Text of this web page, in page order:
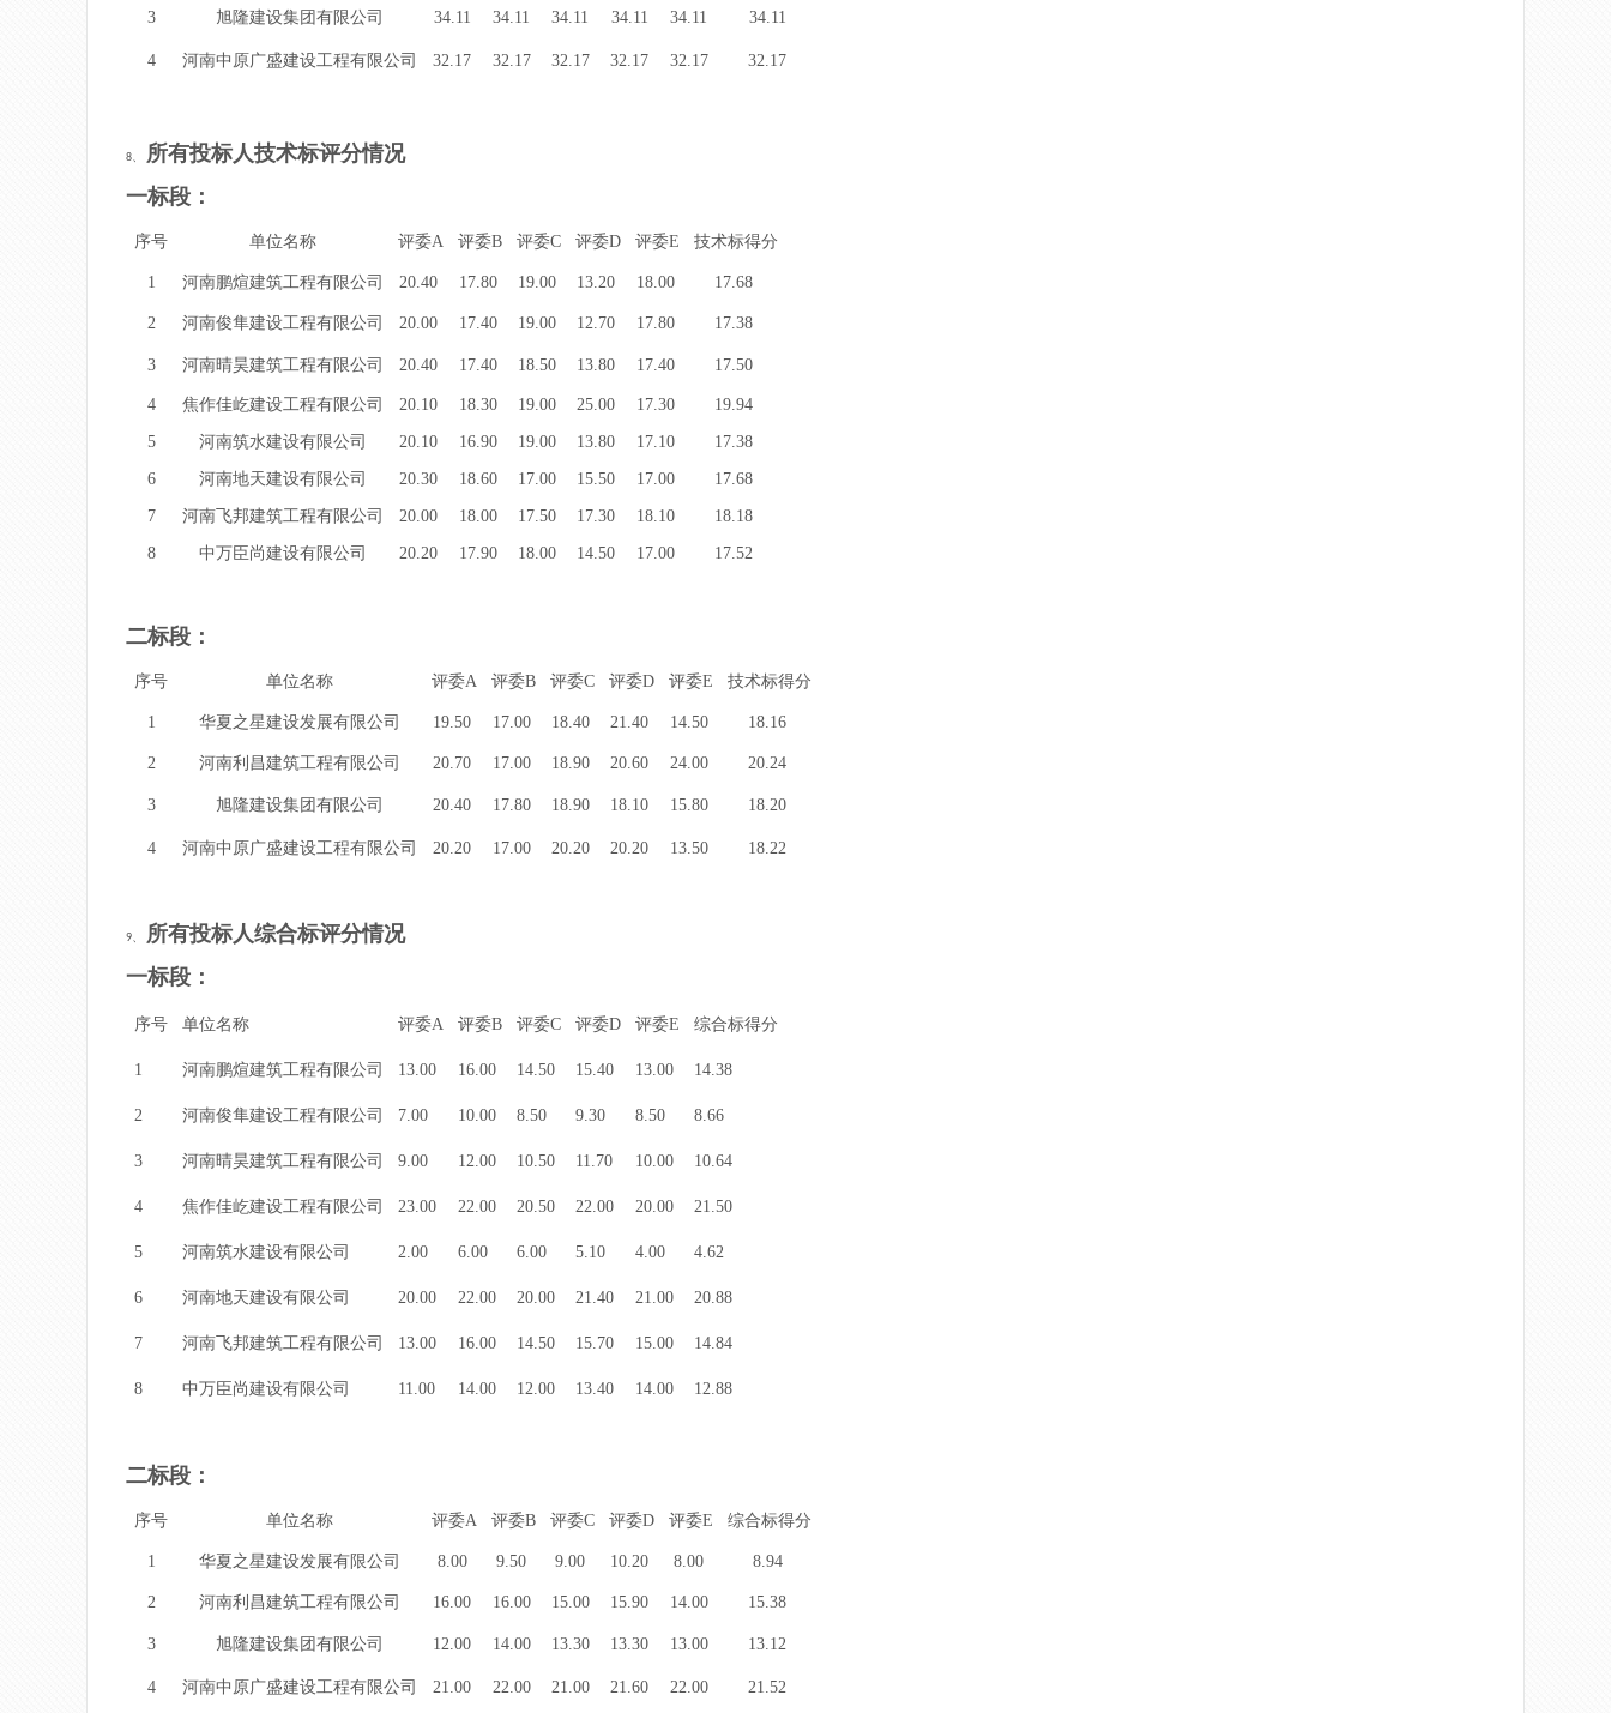
3 旭隆建设集团有限公司 34.11 34.11 34.11 34.11 34.11 34.11
4 河南中原广盛建设工程有限公司 32.17 32.17 32.17 32.17 32.17 32.17
8、 所有投标人技术标评分情况
一标段：
序号 单位名称 评委A 评委B 评委C 评委D 评委E 技术标得分
1 河南鹏煊建筑工程有限公司 20.40 17.80 19.00 13.20 18.00 17.68
2 河南俊隼建设工程有限公司 20.00 17.40 19.00 12.70 17.80 17.38
3 河南晴昊建筑工程有限公司 20.40 17.40 18.50 13.80 17.40 17.50
4 焦作佳屹建设工程有限公司 20.10 18.30 19.00 25.00 17.30 19.94
5 河南筑水建设有限公司 20.10 16.90 19.00 13.80 17.10 17.38
6 河南地天建设有限公司 20.30 18.60 17.00 15.50 17.00 17.68
7 河南飞邦建筑工程有限公司 20.00 18.00 17.50 17.30 18.10 18.18
8 中万臣尚建设有限公司 20.20 17.90 18.00 14.50 17.00 17.52
二标段：
序号 单位名称 评委A 评委B 评委C 评委D 评委E 技术标得分
1 华夏之星建设发展有限公司 19.50 17.00 18.40 21.40 14.50 18.16
2 河南利昌建筑工程有限公司 20.70 17.00 18.90 20.60 24.00 20.24
3 旭隆建设集团有限公司 20.40 17.80 18.90 18.10 15.80 18.20
4 河南中原广盛建设工程有限公司 20.20 17.00 20.20 20.20 13.50 18.22
9、 所有投标人综合标评分情况
一标段：
序号 单位名称 评委A 评委B 评委C 评委D 评委E 综合标得分
1 河南鹏煊建筑工程有限公司 13.00 16.00 14.50 15.40 13.00 14.38
2 河南俊隼建设工程有限公司 7.00 10.00 8.50 9.30 8.50 8.66
3 河南晴昊建筑工程有限公司 9.00 12.00 10.50 11.70 10.00 10.64
4 焦作佳屹建设工程有限公司 23.00 22.00 20.50 22.00 20.00 21.50
5 河南筑水建设有限公司 2.00 6.00 6.00 5.10 4.00 4.62
6 河南地天建设有限公司 20.00 22.00 20.00 21.40 21.00 20.88
7 河南飞邦建筑工程有限公司 13.00 16.00 14.50 15.70 15.00 14.84
8 中万臣尚建设有限公司 11.00 14.00 12.00 13.40 14.00 12.88
二标段：
序号 单位名称 评委A 评委B 评委C 评委D 评委E 综合标得分
1 华夏之星建设发展有限公司 8.00 9.50 9.00 10.20 8.00 8.94
2 河南利昌建筑工程有限公司 16.00 16.00 15.00 15.90 14.00 15.38
3 旭隆建设集团有限公司 12.00 14.00 13.30 13.30 13.00 13.12
4 河南中原广盛建设工程有限公司 21.00 22.00 21.00 21.60 22.00 21.52